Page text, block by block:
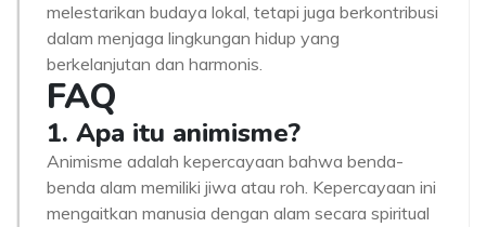
melestarikan budaya lokal, tetapi juga berkontribusi
dalam menjaga lingkungan hidup yang
berkelanjutan dan harmonis.
FAQ
1. Apa itu animisme?
Animisme adalah kepercayaan bahwa benda-
benda alam memiliki jiwa atau roh. Kepercayaan ini
mengaitkan manusia dengan alam secara spiritual